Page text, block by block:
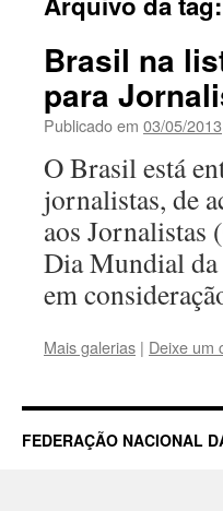
Brasil na
para
Publicado em 03/05/2013
O Brasil está
jornalistas, de
aos Jornalistas
Dia Mundial da
em
Mais galerias | Deixe um
FEDERAÇÃO NACIONAL